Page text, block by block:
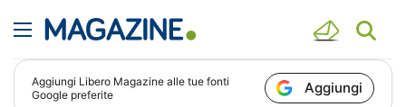
Aggiungi Libero Magazine alle tue fonti
Google preferite
Aggiungi